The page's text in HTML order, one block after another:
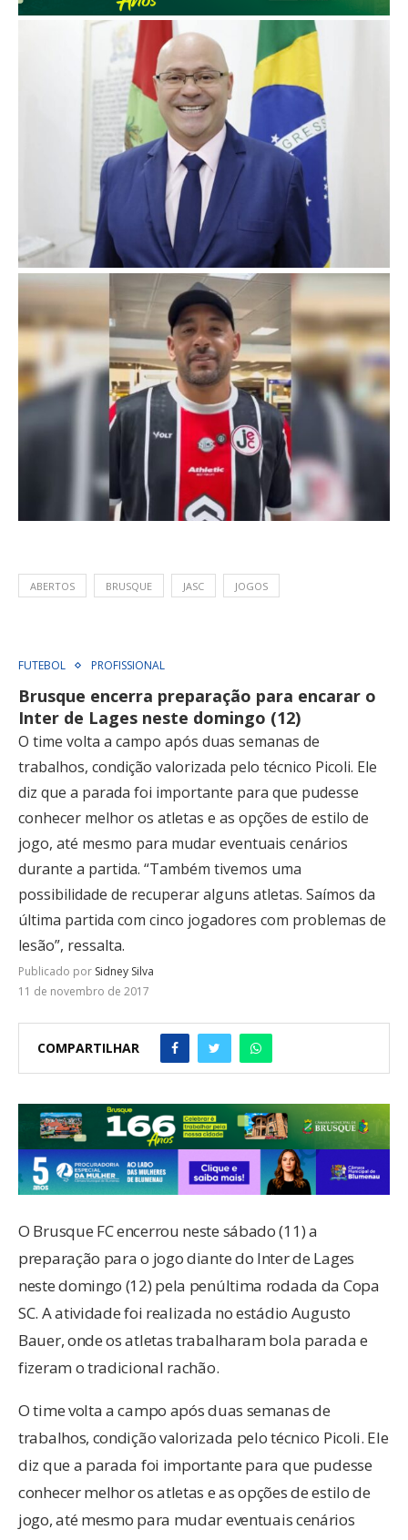
ABERTOS BRUSQUE JASC JOGOS
FUTEBOL PROFISSIONAL
Brusque encerra preparação para encarar o
Inter de Lages neste domingo (12)
O time volta a campo após duas semanas de
trabalhos, condição valorizada pelo técnico Picoli. Ele
diz que a parada foi importante para que pudesse
conhecer melhor os atletas e as opções de estilo de
jogo, até mesmo para mudar eventuais cenários
durante a partida. “Também tivemos uma
possibilidade de recuperar alguns atletas. Saímos da
última partida com cinco jogadores com problemas de
lesão”, ressalta.
Publicado por Sidney Silva
11 de novembro de 2017
COMPARTILHAR
O Brusque FC encerrou neste sábado (11) a
preparação para o jogo diante do Inter de Lages
neste domingo (12) pela penúltima rodada da Copa
SC. A atividade foi realizada no estádio Augusto
Bauer, onde os atletas trabalharam bola parada e
fizeram o tradicional rachão.
O time volta a campo após duas semanas de
trabalhos, condição valorizada pelo técnico Picoli. Ele
diz que a parada foi importante para que pudesse
conhecer melhor os atletas e as opções de estilo de
jogo, até mesmo para mudar eventuais cenários